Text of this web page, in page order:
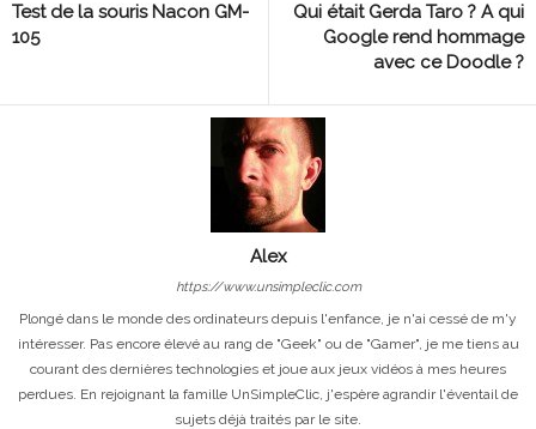
Test de la souris Nacon GM-
105
Qui était Gerda Taro ? A qui
Google rend hommage
avec ce Doodle ?
Alex
https://www.unsimpleclic.com
Plongé dans le monde des ordinateurs depuis l'enfance, je n'ai cessé de m'y
intéresser. Pas encore élevé au rang de "Geek" ou de "Gamer", je me tiens au
courant des dernières technologies et joue aux jeux vidéos à mes heures
perdues. En rejoignant la famille UnSimpleClic, j'espère agrandir l'éventail de
sujets déjà traités par le site.